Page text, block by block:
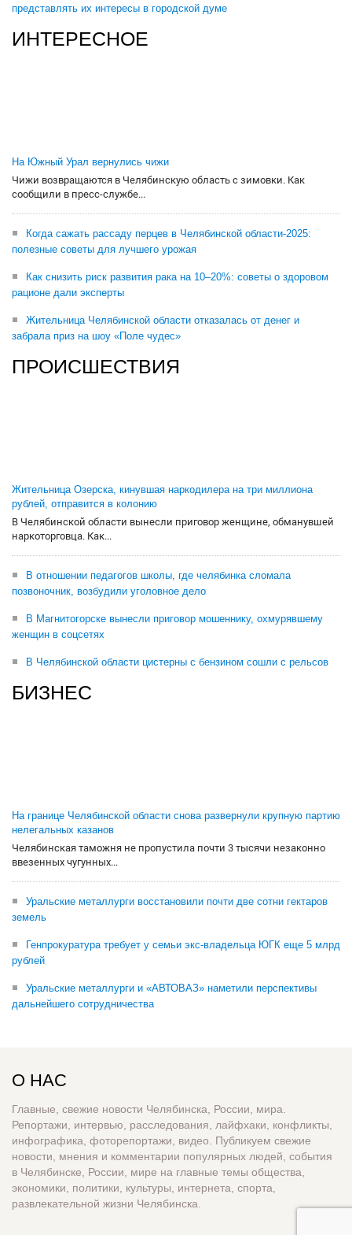
представлять их интересы в городской думе
ИНТЕРЕСНОЕ
На Южный Урал вернулись чижи
Чижи возвращаются в Челябинскую область с зимовки. Как
сообщили в пресс-службе...
Когда сажать рассаду перцев в Челябинской области-2025:
полезные советы для лучшего урожая
Как снизить риск развития рака на 10–20%: советы о здоровом
рационе дали эксперты
Жительница Челябинской области отказалась от денег и
забрала приз на шоу «Поле чудес»
ПРОИСШЕСТВИЯ
Жительница Озерска, кинувшая наркодилера на три миллиона
рублей, отправится в колонию
В Челябинской области вынесли приговор женщине, обманувшей
наркоторговца. Как...
В отношении педагогов школы, где челябинка сломала
позвоночник, возбудили уголовное дело
В Магнитогорске вынесли приговор мошеннику, охмурявшему
женщин в соцсетях
В Челябинской области цистерны с бензином сошли с рельсов
БИЗНЕС
На границе Челябинской области снова развернули крупную партию
нелегальных казанов
Челябинская таможня не пропустила почти 3 тысячи незаконно
ввезенных чугунных...
Уральские металлурги восстановили почти две сотни гектаров
земель
Генпрокуратура требует у семьи экс-владельца ЮГК еще 5 млрд
рублей
Уральские металлурги и «АВТОВАЗ» наметили перспективы
дальнейшего сотрудничества
О НАС
Главные, свежие новости Челябинска, России, мира.
Репортажи, интервью, расследования, лайфхаки, конфликты,
инфографика, фоторепортажи, видео. Публикуем свежие
новости, мнения и комментарии популярных людей, события
в Челябинске, России, мире на главные темы общества,
экономики, политики, культуры, интернета, спорта,
развлекательной жизни Челябинска.